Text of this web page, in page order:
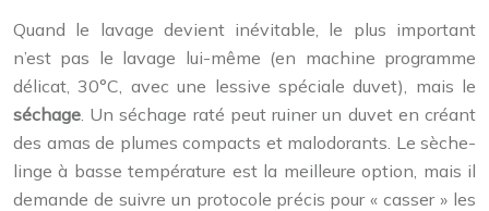
Quand le lavage devient inévitable, le plus important
n’est pas le lavage lui-même (en machine programme
délicat, 30°C, avec une lessive spéciale duvet), mais le
séchage . Un séchage raté peut ruiner un duvet en créant
des amas de plumes compacts et malodorants. Le sèche-
linge à basse température est la meilleure option, mais il
demande de suivre un protocole précis pour « casser » les